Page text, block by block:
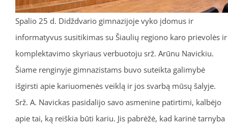
Spalio 25 d. Didždvario gimnazijoje vyko įdomus ir
informatyvus susitikimas su Šiaulių regiono karo prievolės ir
komplektavimo skyriaus verbuotoju srž. Arūnu Navickiu.
Šiame renginyje gimnazistams buvo suteikta galimybė
išgirsti apie kariuomenės veiklą ir jos svarbą mūsų šalyje.
Srž. A. Navickas pasidalijo savo asmenine patirtimi, kalbėjo
apie tai, ką reiškia būti kariu. Jis pabrėžė, kad karinė tarnyba